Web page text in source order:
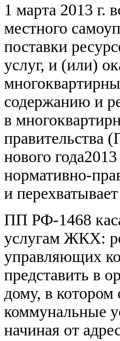
1 марта 2013 г.
местного
поставки
услуг, и (или)
содержанию и
в
правительства
нового
нормативно-
и
ПП РФ-1468
услугам ЖКХ:
управляющих
представить в
дому, в
коммунальные
начиная от